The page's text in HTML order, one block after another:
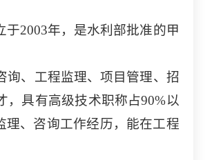
于2003年，是水利部批准的甲
询、工程监理、项目管理、招
具有高级技术职称占90%以
理、咨询工作经历，能在工程